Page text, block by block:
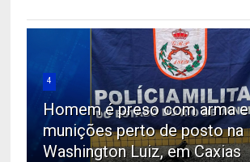
4
Homem é preso com arma e
munições perto de posto na
Washington Luiz, em Caxias